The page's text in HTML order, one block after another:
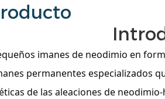
imanes de neodimio en
permanentes especializados
de las aleaciones de